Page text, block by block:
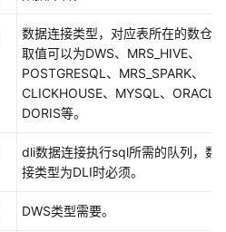
数据连接类型，对应表所在的数仓
取值可以为DWS、MRS_HIVE、
POSTGRESQL、MRS_SPARK、
CLICKHOUSE、MYSQL、ORACLE
DORIS等。
dli数据连接执行sql所需的队列，数
接类型为DLI时必须。
DWS类型需要。